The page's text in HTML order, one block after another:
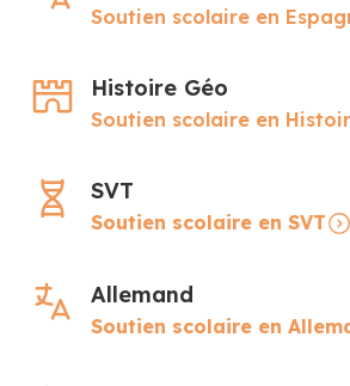
Soutien scolaire en
Histoire Géo
Soutien scolaire en
SVT
Soutien scolaire en SVT
Allemand
Soutien scolaire en